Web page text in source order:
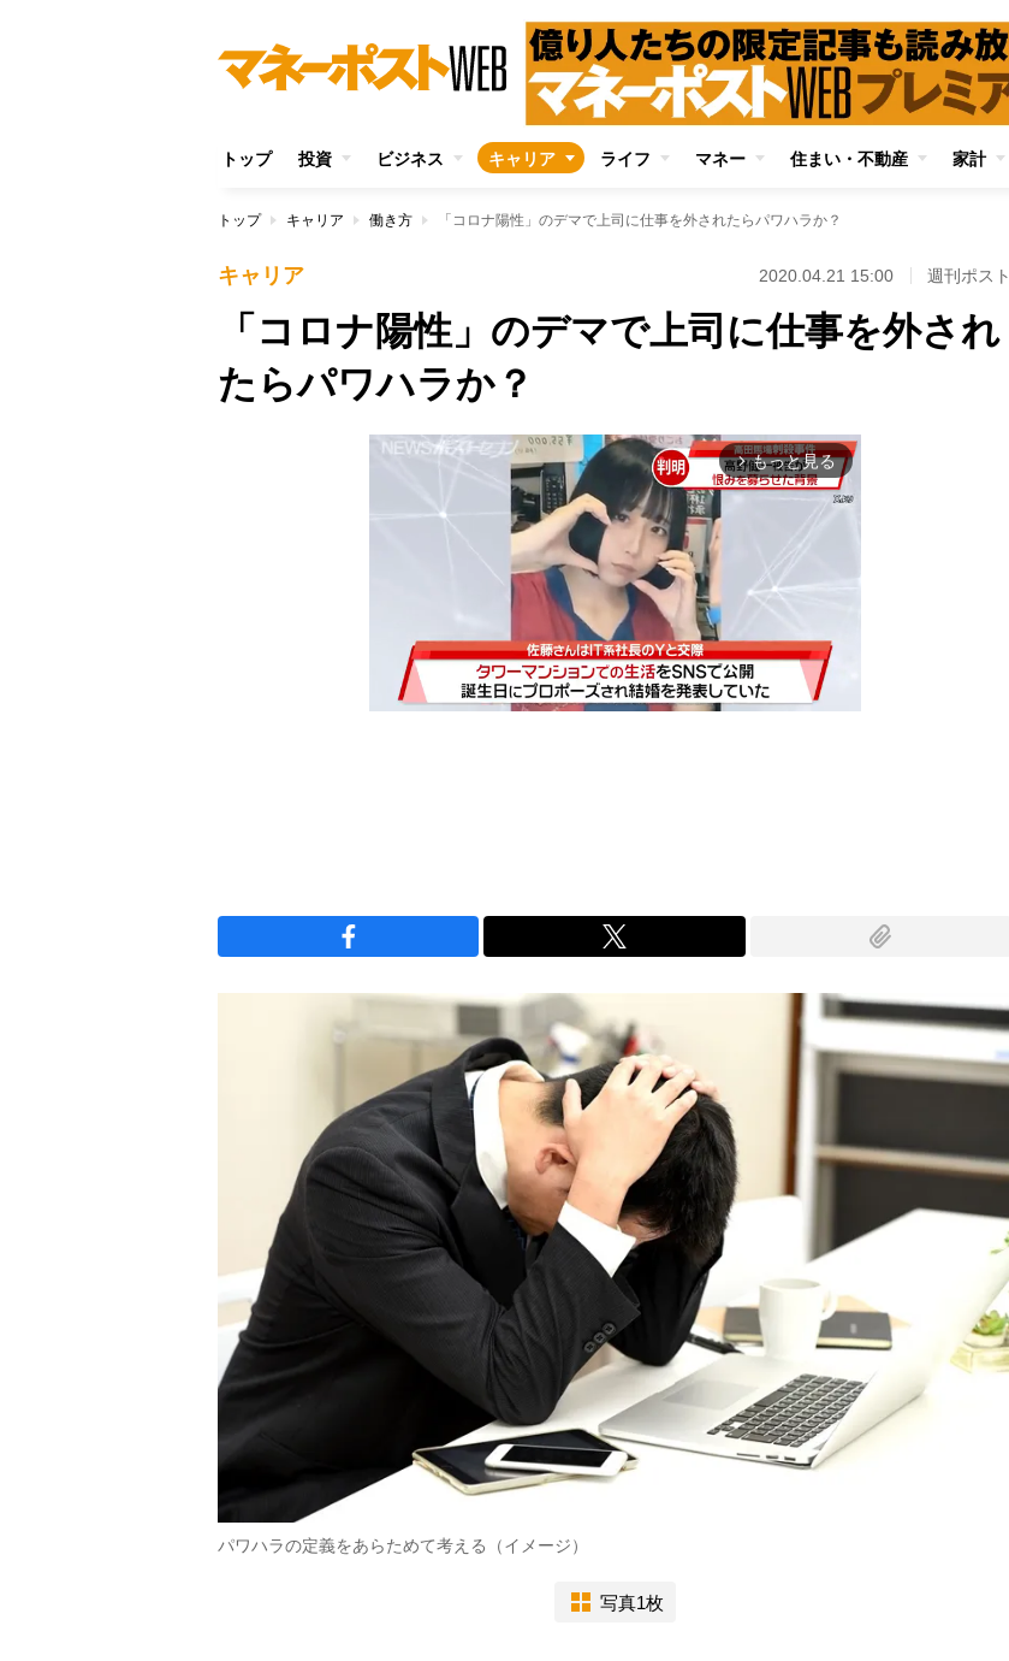
トップ 投資 ビジネス キャリア ライフ マネー 住まい・不動産 家計
トップ キャリア 働き方 「コロナ陽性」のデマで上司に仕事を外されたらパワハラか？
キャリア 2020.04.21 15:00 週刊ポスト
「コロナ陽性」のデマで上司に仕事を外され
たらパワハラか？
arrow_forward_ios もっと見る
パワハラの定義をあらためて考える（イメージ）
写真1枚